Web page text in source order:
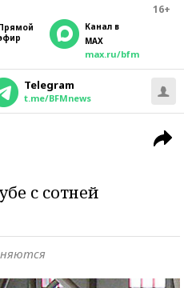
16+
Канал в
MAX
max.ru/bfm
Telegram
t.me/BFMnews
с сотней